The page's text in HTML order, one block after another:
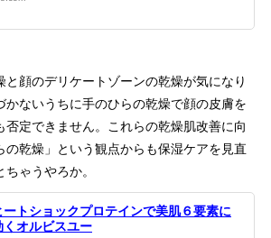
と顔のデリケートゾーンの乾燥が気になり
かないうちに手のひらの乾燥で顔の皮膚を
否定できません。これらの乾燥肌改善に向
の乾燥」という観点からも保湿ケアを見直
ゃうやろか。
ートショックプロテインで美肌６要素に
くオルビスユー